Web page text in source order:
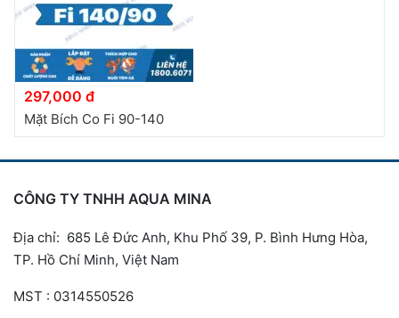
297,000 đ
Mặt Bích Co Fi 90-140
CÔNG TY TNHH AQUA MINA
Địa chỉ: 685 Lê Đức Anh, Khu Phố 39, P. Bình Hưng Hòa,
TP. Hồ Chí Minh, Việt Nam
MST : 0314550526